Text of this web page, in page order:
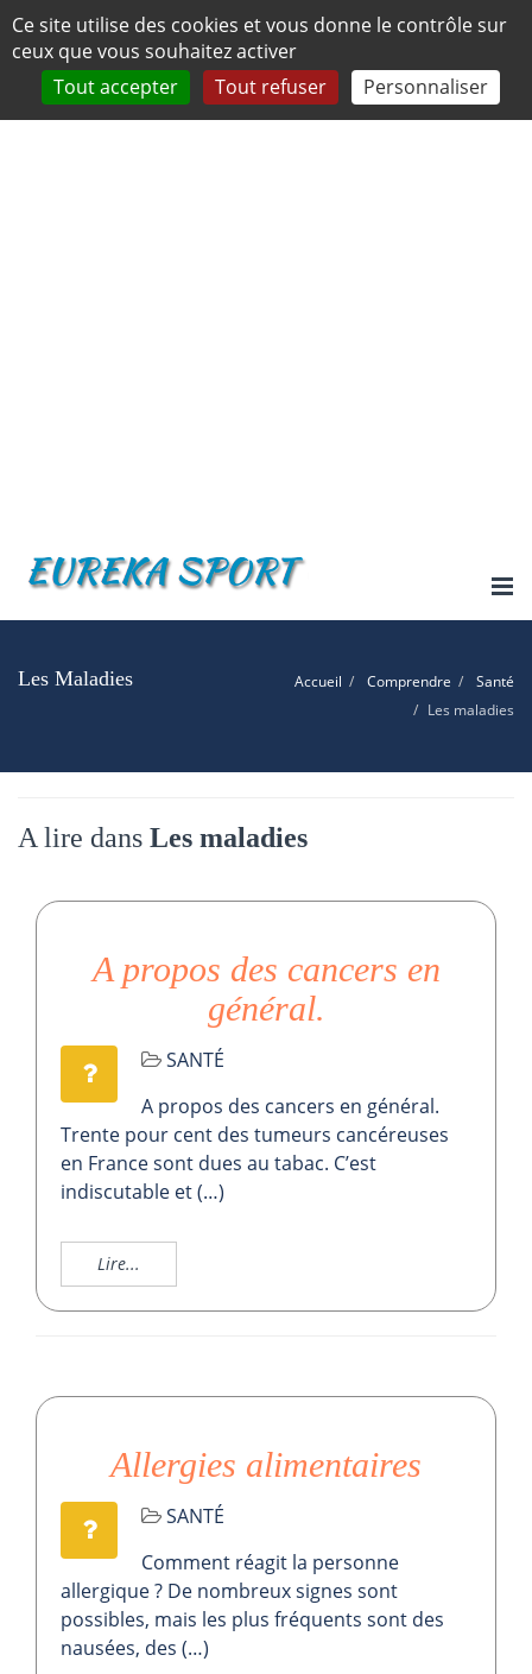
Les Maladies Accueil Comprendre
Santé
Les maladies
A lire dans Les maladies
A propos des cancers en
général.
SANTÉ
A propos des cancers en général.
Trente pour cent des tumeurs cancéreuses
en France sont dues au tabac. C’est
indiscutable et (…)
Lire...
Allergies alimentaires
SANTÉ
Comment réagit la personne
allergique ? De nombreux signes sont
possibles, mais les plus fréquents sont des
nausées, des (…)
Panneau de gestion des cookies
Ce site utilise des cookies et vous donne le contrôle sur
ceux que vous souhaitez activer
Tout accepter
Tout refuser Personnaliser